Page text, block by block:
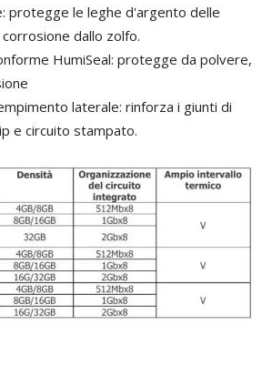
protegge le leghe d'argento delle
dallo zolfo.
HumiSeal: protegge da polvere,
laterale: rinforza i giunti di
e circuito stampato.